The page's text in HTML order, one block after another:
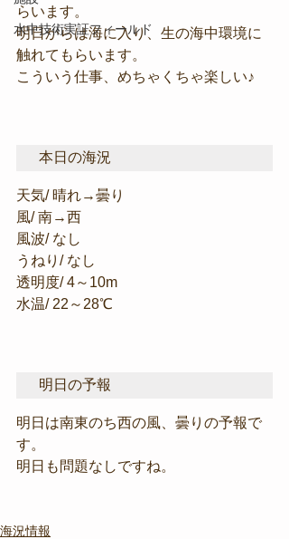
水中技術実証フィールド
らいます。
明日からは海に入り、生の海中環境に
触れてもらいます。
こういう仕事、めちゃくちゃ楽しい♪
本日の海況
天気/ 晴れ→曇り
風/ 南→西
風波/ なし
うねり/ なし
透明度/ 4～10m
水温/ 22～28℃
明日の予報
明日は南東のち西の風、曇りの予報で
す。
明日も問題なしですね。
海況情報